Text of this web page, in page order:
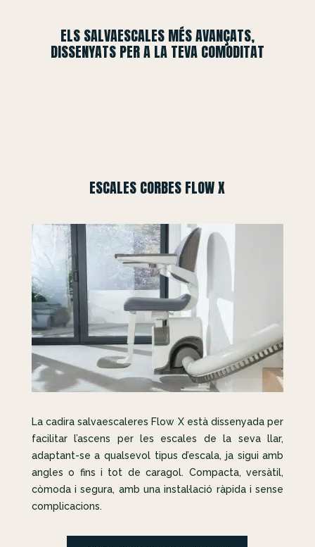
ELS SALVAESCALES MÉS AVANÇATS,
DISSENYATS PER A LA TEVA COMODITAT
ESCALES CORBES FLOW X
La cadira salvaescaleres Flow X està dissenyada per
facilitar l’ascens per les escales de la seva llar,
adaptant-se a qualsevol tipus d’escala, ja sigui amb
angles o fins i tot de caragol. Compacta, versàtil,
còmoda i segura, amb una instal·lació ràpida i sense
complicacions.